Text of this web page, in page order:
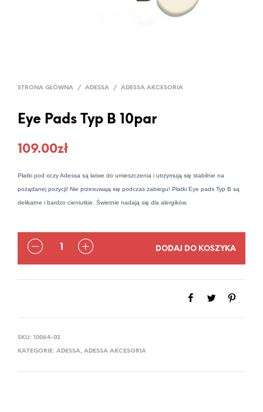
STRONA GŁÓWNA / ADESSA / ADESSA AKCESORIA
Eye Pads Typ B 10par
109.00zł
Płatki pod oczy Adessa są łatwe do umieszczenia i utrzymują się stabilnie na
pożądanej pozycji! Nie przesuwają się podczas zabiegu! Płatki Eye pads Typ B są
delikatne i bardzo cieniutkie. Świetnie nadają się dla alergików.
ILOŚĆ DODAJ DO KOSZYKA
SKU: 10064-02
KATEGORIE: ADESSA, ADESSA AKCESORIA